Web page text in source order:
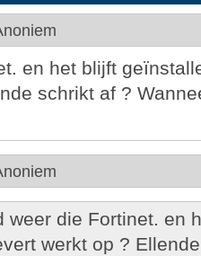
en het blijft
schrikt af ?
weer die Fortinet. en
werkt op ?